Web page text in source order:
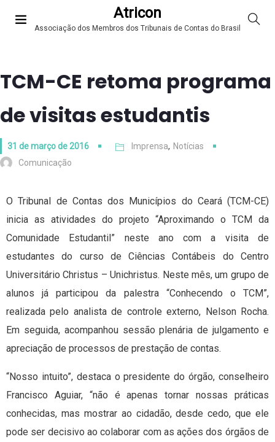
Atricon
Associação dos Membros dos Tribunais de Contas do Brasil
TCM-CE retoma programa
de visitas estudantis
31 de março de 2016 Imprensa, Notícias
Comunicação
O Tribunal de Contas dos Municípios do Ceará (TCM-CE)
inicia as atividades do projeto “Aproximando o TCM da
Comunidade Estudantil” neste ano com a visita de
estudantes do curso de Ciências Contábeis do Centro
Universitário Christus – Unichristus. Neste mês, um grupo de
alunos já participou da palestra “Conhecendo o TCM”,
realizada pelo analista de controle externo, Nelson Rocha.
Em seguida, acompanhou sessão plenária de julgamento e
apreciação de processos de prestação de contas.
“Nosso intuito”, destaca o presidente do órgão, conselheiro
Francisco Aguiar, “não é apenas tornar nossas práticas
conhecidas, mas mostrar ao cidadão, desde cedo, que ele
pode ser decisivo ao colaborar com as ações dos órgãos de